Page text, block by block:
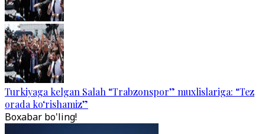
Turkiyaga kelgan Salah “Trabzonspor” muxlislariga: “Tez
orada ko‘rishamiz”
Boxabar bo'ling!